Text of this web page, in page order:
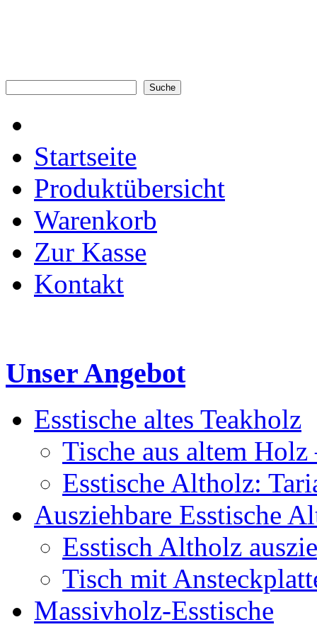
Startseite
Produktübersicht
Warenkorb
Zur Kasse
Kontakt
Unser Angebot
Esstische altes Teakholz
Tische aus altem
Esstische Altholz:
Ausziehbare Esstische
Esstisch Altholz
Tisch mit
Massivholz-Esstische